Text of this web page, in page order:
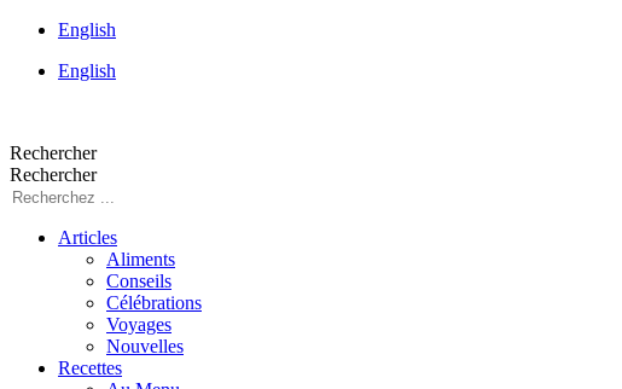
English
English
Rechercher
Rechercher
Articles
Aliments
Conseils
Célébrations
Voyages
Nouvelles
Recettes